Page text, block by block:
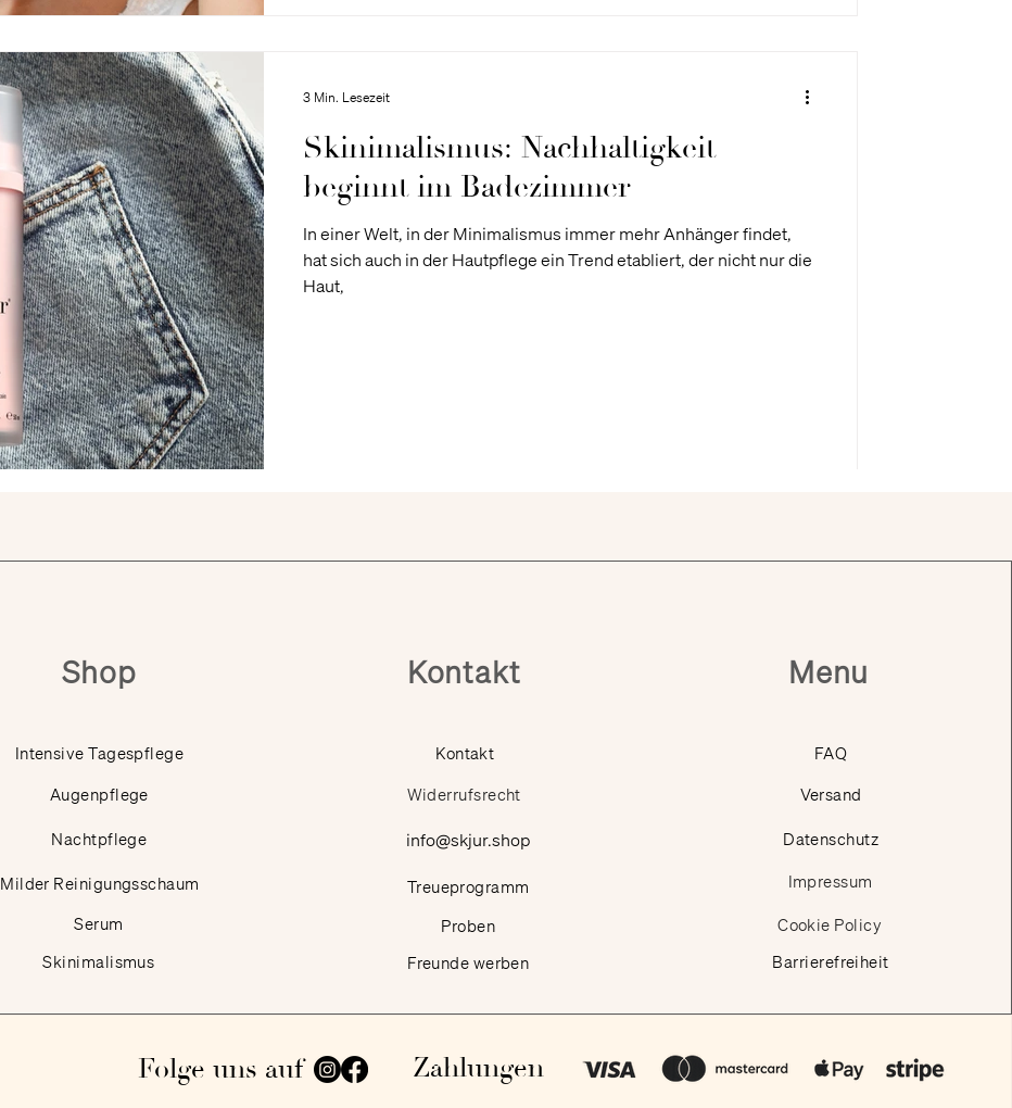
Skinimalismus: Nachhaltigkeit
beginnt im Badezimmer
In einer Welt, in der Minimalismus immer mehr Anhänger findet,
hat sich auch in der Hautpflege ein Trend etabliert, der nicht nur die
Haut,
3 Min. Lesezeit
Shop
Intensive Tagespflege
Augenpflege
Nachtpflege
Milder Reinigungsschaum
Serum
Skinimalismus
Kontakt
Kontakt
Widerrufsrecht
info@skjur.shop
Treueprogramm
Proben
Freunde werben
Menu
FAQ
Versand
Datenschutz
Impressum
Cookie Policy
Barrierefreiheit
Folge uns auf Zahlungen